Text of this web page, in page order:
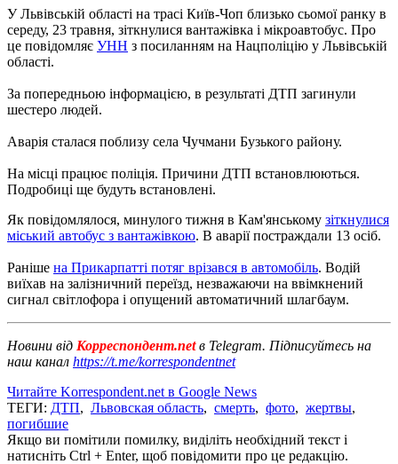
У Львівській області на трасі Київ-Чоп близько сьомої ранку в
середу, 23 травня, зіткнулися вантажівка і мікроавтобус. Про
це повідомляє УНН з посиланням на Нацполіцію у Львівській
області.
За попередньою інформацією, в результаті ДТП загинули
шестеро людей.
Аварія сталася поблизу села Чучмани Бузького району.
На місці працює поліція. Причини ДТП встановлюються.
Подробиці ще будуть встановлені.
Як повідомлялося, минулого тижня в Кам'янському зіткнулися
міський автобус з вантажівкою. В аварії постраждали 13 осіб.
Раніше на Прикарпатті потяг врізався в автомобіль. Водій
виїхав на залізничний переїзд, незважаючи на ввімкнений
сигнал світлофора і опущений автоматичний шлагбаум.
Новини від Корреспондент.netв Telegram. Підписуйтесь на
наш канал https://t.me/korrespondentnet
Читайте Korrespondent.net в Google News
ТЕГИ: ДТП, Львовская область, смерть, фото, жертвы,
погибшие
Якщо ви помітили помилку, виділіть необхідний текст і
натисніть Ctrl + Enter, щоб повідомити про це редакцію.